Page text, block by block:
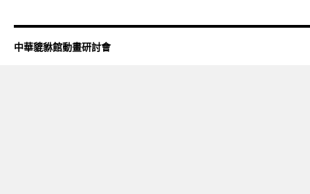
中華貔貅館動畫研討會